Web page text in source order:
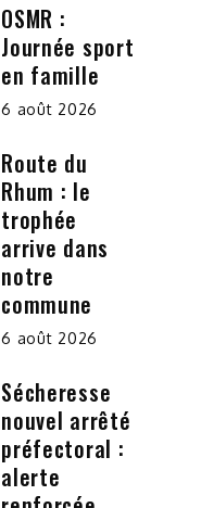
OSMR :
Journée sport
en famille
6 août 2026
Route du
Rhum : le
trophée
arrive dans
notre
commune
6 août 2026
Sécheresse
nouvel arrêté
préfectoral :
alerte